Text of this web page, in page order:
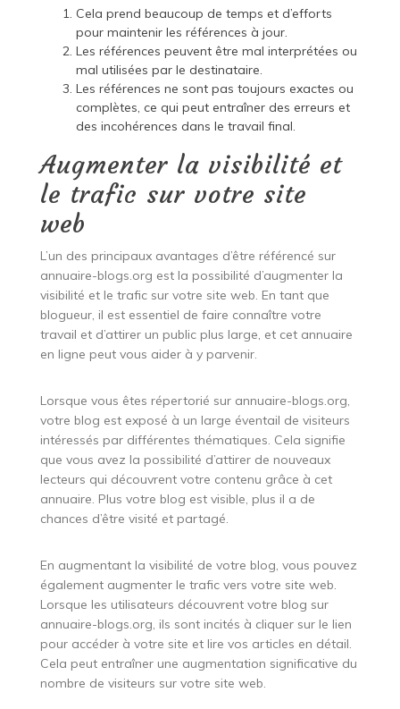
Cela prend beaucoup de temps et d’efforts
pour maintenir les références à jour.
Les références peuvent être mal interprétées ou
mal utilisées par le destinataire.
Les références ne sont pas toujours exactes ou
complètes, ce qui peut entraîner des erreurs et
des incohérences dans le travail final.
Augmenter la visibilité et
le trafic sur votre site
web
L’un des principaux avantages d’être référencé sur
annuaire-blogs.org est la possibilité d’augmenter la
visibilité et le trafic sur votre site web. En tant que
blogueur, il est essentiel de faire connaître votre
travail et d’attirer un public plus large, et cet annuaire
en ligne peut vous aider à y parvenir.
Lorsque vous êtes répertorié sur annuaire-blogs.org,
votre blog est exposé à un large éventail de visiteurs
intéressés par différentes thématiques. Cela signifie
que vous avez la possibilité d’attirer de nouveaux
lecteurs qui découvrent votre contenu grâce à cet
annuaire. Plus votre blog est visible, plus il a de
chances d’être visité et partagé.
En augmentant la visibilité de votre blog, vous pouvez
également augmenter le trafic vers votre site web.
Lorsque les utilisateurs découvrent votre blog sur
annuaire-blogs.org, ils sont incités à cliquer sur le lien
pour accéder à votre site et lire vos articles en détail.
Cela peut entraîner une augmentation significative du
nombre de visiteurs sur votre site web.